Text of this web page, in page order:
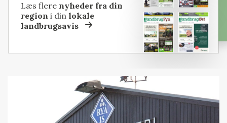
Læs flere nyheder fra din
region i dinlokale
landbrugsavis